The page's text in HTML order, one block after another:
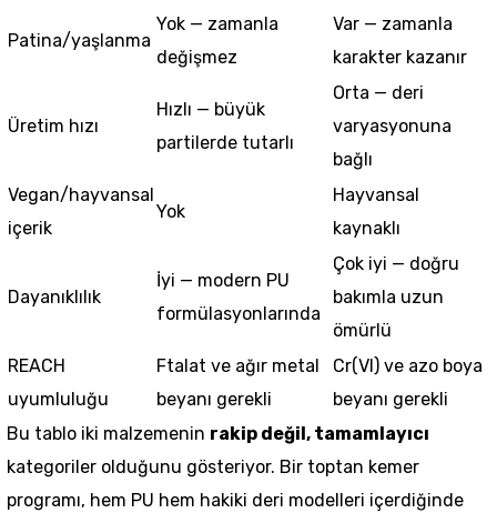
Patina/yaşlanma
Yok — zamanla
değişmez
Var — zamanla
karakter kazanır
Üretim hızı
Hızlı — büyük
partilerde tutarlı
Orta — deri
varyasyonuna
bağlı
Vegan/hayvansal
içerik
Yok
Hayvansal
kaynaklı
Dayanıklılık
İyi — modern PU
formülasyonlarında
Çok iyi — doğru
bakımla uzun
ömürlü
REACH
uyumluluğu
Ftalat ve ağır metal
beyanı gerekli
Cr(VI) ve azo boya
beyanı gerekli
Bu tablo iki malzemenin rakip değil, tamamlayıcı
kategoriler olduğunu gösteriyor. Bir toptan kemer
programı, hem PU hem hakiki deri modelleri içerdiğinde